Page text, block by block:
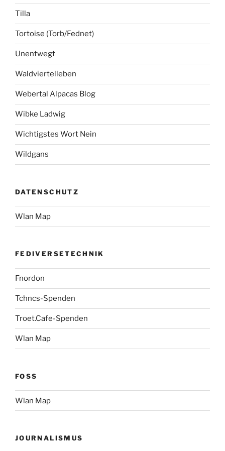
Tilla
Tortoise (Torb/Fednet)
Unentwegt
Waldviertelleben
Webertal Alpacas Blog
Wibke Ladwig
Wichtigstes Wort Nein
Wildgans
DATENSCHUTZ
Wlan Map
FEDIVERSETECHNIK
Fnordon
Tchncs-Spenden
Troet.Cafe-Spenden
Wlan Map
FOSS
Wlan Map
JOURNALISMUS